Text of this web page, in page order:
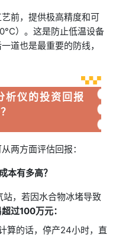
前，提供极高精度和可
）。这是防止低温设备
道也是最重要的防线，
析仪的投资回报
两方面评估回报：
本有多高？
，若因水合物冰堵导致
过100万元：
的话，停产24小时，直